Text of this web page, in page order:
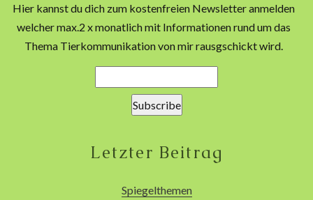
Hier kannst du dich zum kostenfreien Newsletter anmelden
welcher max.2 x monatlich mit Informationen rund um das
Thema Tierkommunikation von mir rausgschickt wird.
Letzter Beitrag
Spiegelthemen